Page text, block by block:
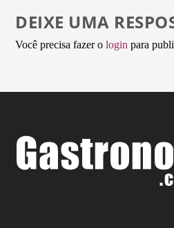
DEIXE UMA
Você precisa fazer ologin para